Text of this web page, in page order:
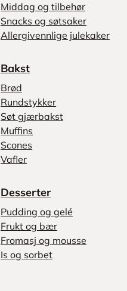
Middag og tilbehør
Snacks og søtsaker
Allergivennlige julekaker
Bakst
Brød
Rundstykker
Søt gjærbakst
Muffins
Scones
Vafler
Desserter
Pudding og gelé
Frukt og bær
Fromasj og mousse
Is og sorbet